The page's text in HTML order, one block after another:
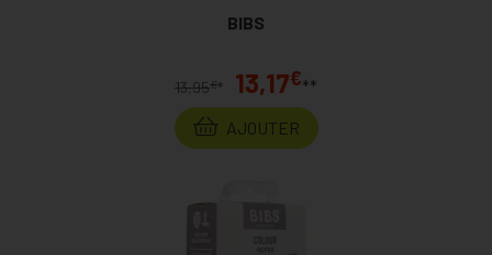
BIBS
13,95€* 13,17€**
AJOUTER